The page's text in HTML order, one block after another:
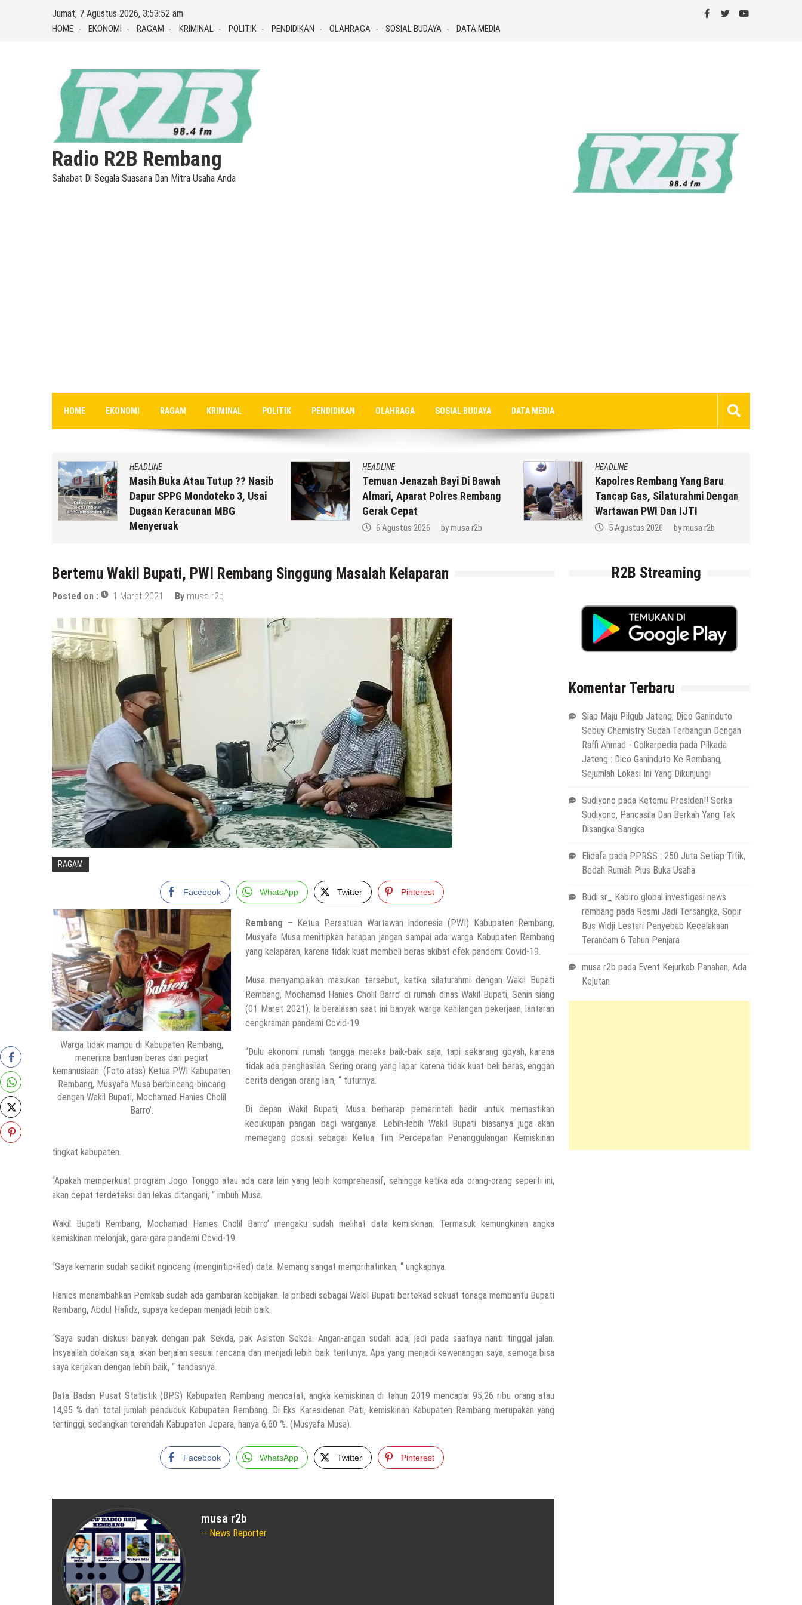
Jumat, 7 Agustus 2026, 3:53:53 am
HOME EKONOMI RAGAM KRIMINAL POLITIK PENDIDIKAN OLAHRAGA SOSIAL BUDAYA DATA MEDIA
Radio R2B Rembang
Sahabat Di Segala Suasana Dan Mitra Usaha Anda
HOME EKONOMI RAGAM KRIMINAL POLITIK PENDIDIKAN OLAHRAGA SOSIAL BUDAYA DATA MEDIA
HEADLINE
Masih Buka Atau Tutup ?? Nasib
Dapur SPPG Mondoteko 3, Usai
Dugaan Keracunan MBG
Menyeruak
HEADLINE
Temuan Jenazah Bayi Di Bawah
Almari, Aparat Polres Rembang
Gerak Cepat
6 Agustus 2026 bymusa r2b
HEADLINE
Kapolres Rembang Yang Baru
Tancap Gas, Silaturahmi Dengan
Wartawan PWI Dan IJTI
5 Agustus 2026 bymusa r2b
Bertemu Wakil Bupati, PWI Rembang Singgung Masalah Kelaparan
Posted on : 1 Maret 2021 By musa r2b
RAGAM
Facebook WhatsApp Twitter Pinterest
Warga tidak mampu di Kabupaten Rembang,
menerima bantuan beras dari pegiat
kemanusiaan. (Foto atas) Ketua PWI Kabupaten
Rembang, Musyafa Musa berbincang-bincang
dengan Wakil Bupati, Mochamad Hanies Cholil
Barro’.
Rembang – Ketua Persatuan Wartawan Indonesia (PWI) Kabupaten Rembang,
Musyafa Musa menitipkan harapan jangan sampai ada warga Kabupaten Rembang
yang kelaparan, karena tidak kuat membeli beras akibat efek pandemi Covid-19.
Musa menyampaikan masukan tersebut, ketika silaturahmi dengan Wakil Bupati
Rembang, Mochamad Hanies Cholil Barro’ di rumah dinas Wakil Bupati, Senin siang
(01 Maret 2021). Ia beralasan saat ini banyak warga kehilangan pekerjaan, lantaran
cengkraman pandemi Covid-19.
“Dulu ekonomi rumah tangga mereka baik-baik saja, tapi sekarang goyah, karena
tidak ada penghasilan. Sering orang yang lapar karena tidak kuat beli beras, enggan
cerita dengan orang lain, “ tuturnya.
Di depan Wakil Bupati, Musa berharap pemerintah hadir untuk memastikan
kecukupan pangan bagi warganya. Lebih-lebih Wakil Bupati biasanya juga akan
memegang posisi sebagai Ketua Tim Percepatan Penanggulangan Kemiskinan
tingkat kabupaten.
“Apakah memperkuat program Jogo Tonggo atau ada cara lain yang lebih komprehensif, sehingga ketika ada orang-orang seperti ini,
akan cepat terdeteksi dan lekas ditangani, “ imbuh Musa.
Wakil Bupati Rembang, Mochamad Hanies Cholil Barro’ mengaku sudah melihat data kemiskinan. Termasuk kemungkinan angka
kemiskinan melonjak, gara-gara pandemi Covid-19.
“Saya kemarin sudah sedikit nginceng (mengintip-Red) data. Memang sangat memprihatinkan, “ ungkapnya.
Hanies menambahkan Pemkab sudah ada gambaran kebijakan. Ia pribadi sebagai Wakil Bupati bertekad sekuat tenaga membantu Bupati
Rembang, Abdul Hafidz, supaya kedepan menjadi lebih baik.
“Saya sudah diskusi banyak dengan pak Sekda, pak Asisten Sekda. Angan-angan sudah ada, jadi pada saatnya nanti tinggal jalan.
Insyaallah do’akan saja, akan berjalan sesuai rencana dan menjadi lebih baik tentunya. Apa yang menjadi kewenangan saya, semoga bisa
saya kerjakan dengan lebih baik, “ tandasnya.
Data Badan Pusat Statistik (BPS) Kabupaten Rembang mencatat, angka kemiskinan di tahun 2019 mencapai 95,26 ribu orang atau
14,95 % dari total jumlah penduduk Kabupaten Rembang. Di Eks Karesidenan Pati, kemiskinan Kabupaten Rembang merupakan yang
tertinggi, sedangkan terendah Kabupaten Jepara, hanya 6,60 %. (Musyafa Musa).
Facebook WhatsApp Twitter Pinterest
musa r2b
News Reporter
R2B Streaming
Komentar Terbaru
Siap Maju Pilgub Jateng, Dico Ganinduto
Sebuy Chemistry Sudah Terbangun Dengan
Raffi Ahmad - Golkarpedia pada Pilkada
Jateng : Dico Ganinduto Ke Rembang,
Sejumlah Lokasi Ini Yang Dikunjungi
Sudiyono pada Ketemu Presiden!! Serka
Sudiyono, Pancasila Dan Berkah Yang Tak
Disangka-Sangka
Elidafa pada PPRSS : 250 Juta Setiap Titik,
Bedah Rumah Plus Buka Usaha
Budi sr_ Kabiro global investigasi news
rembang pada Resmi Jadi Tersangka, Sopir
Bus Widji Lestari Penyebab Kecelakaan
Terancam 6 Tahun Penjara
musa r2b pada Event Kejurkab Panahan, Ada
Kejutan